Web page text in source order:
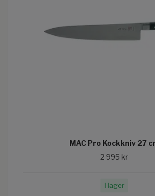
MAC Pro Kockkniv 27
2 995 kr
I lager